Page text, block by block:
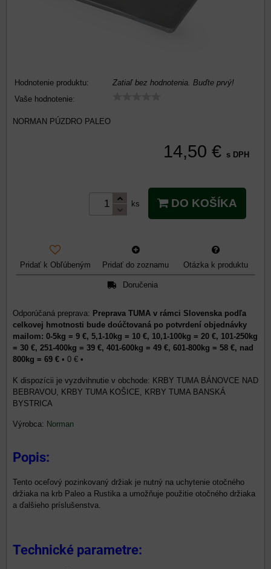
Hodnotenie produktu:
Zatiaľ bez hodnotenia. Buďte prvý!
Vaše hodnotenie:
NORMAN PÚZDRO PALEO
14,50 € s DPH
ks DO KOŠÍKA
Pridať k Obľúbeným Pridať do zoznamu Otázka k produktu
Doručenia
Preprava TUMA v rámci Slovenska podľa
celkovej hmotnosti bude doúčtovaná po potvrdení objednávky
mailom: 0-5kg = 9 €, 5,1-10kg = 10 €, 10,1-100kg = 20 €, 101-250kg
= 30 €, 251-400kg = 39 €, 401-600kg = 49 €, 601-800kg = 58 €, nad
800kg = 69 € • 0 € •
KRBY TUMA BÁNOVCE NAD
BEBRAVOU, KRBY TUMA KOŠICE, KRBY TUMA BANSKÁ
BYSTRICA
Výrobca: Norman
Popis:
Tento oceľový pozinkovaný držiak je nutný na uchytenie otočného
držiaka na krb Paleo a Rustika a umožňuje použitie otočného držiaka
a ďalšieho príslušenstva.
Technické parametre: